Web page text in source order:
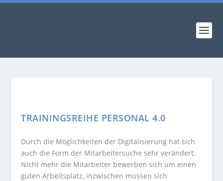
TRAININGSREIHE PERSONAL 4.0
Durch die Möglichkeiten der Digitalisierung hat sich
auch die Form der Mitarbeitersuche sehr verändert.
Nicht mehr die Mitarbeiter bewerben sich um einen
guten Arbeitsplatz, inzwischen müssen sich